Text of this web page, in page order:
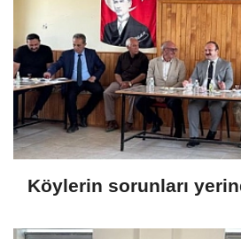
Köylerin sorunları